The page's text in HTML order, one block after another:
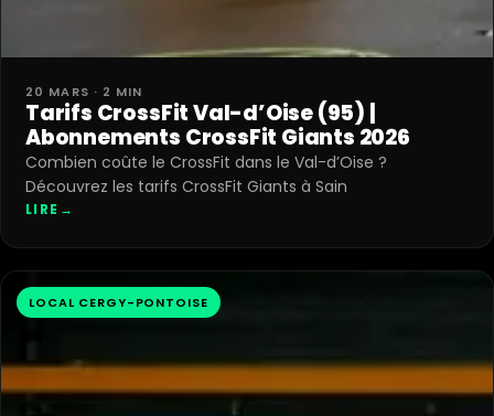
20 MARS · 2 MIN
Tarifs CrossFit Val-d’Oise (95) |
Abonnements CrossFit Giants 2026
Combien coûte le CrossFit dans le Val-d’Oise ?
Découvrez les tarifs CrossFit Giants à Sain
LIRE →
LOCAL CERGY-PONTOISE